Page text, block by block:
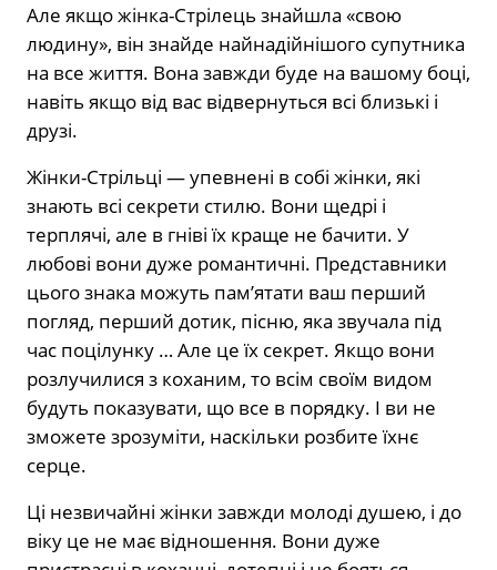
Але якщо жінка-Стрілець знайшла «свою
людину», він знайде найнадійнішого супутника
на все життя. Вона завжди буде на вашому боці,
навіть якщо від вас відвернуться всі близькі і
друзі.
Жінки-Стрільці — упевнені в собі жінки, які
знають всі секрети стилю. Вони щедрі і
терплячі, але в гніві їх краще не бачити. У
любові вони дуже романтичні. Представники
цього знака можуть пам’ятати ваш перший
погляд, перший дотик, пісню, яка звучала під
час поцілунку … Але це їх секрет. Якщо вони
розлучилися з коханим, то всім своїм видом
будуть показувати, що все в порядку. І ви не
зможете зрозуміти, наскільки розбите їхнє
серце.
Ці незвичайні жінки завжди молоді душею, і до
віку це не має відношення. Вони дуже